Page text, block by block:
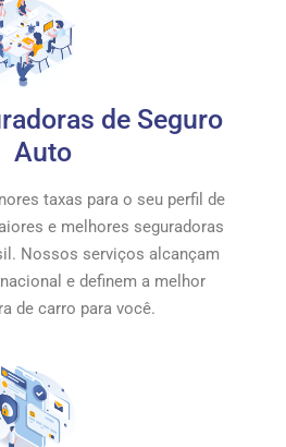
de Seguro
Auto
taxas para o seu perfil de
e melhores seguradoras
Nossos serviços alcançam
e definem a melhor
de carro para você.